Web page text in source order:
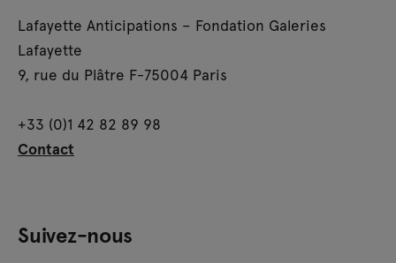
Lafayette Anticipations – Fondation Galeries
Lafayette
9, rue du Plâtre F-75004 Paris
+33 (0)1 42 82 89 98
Contact
Suivez-nous